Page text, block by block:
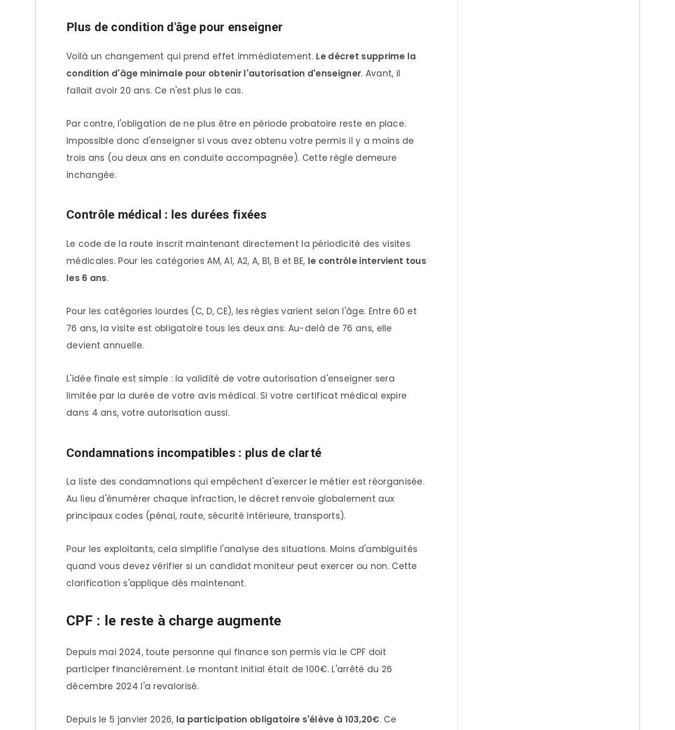
Plus de condition d'âge pour enseigner
Voilà un changement qui prend effet immédiatement. Le décret supprime la
condition d'âge minimale pour obtenir l'autorisation d'enseigner. Avant, il
fallait avoir 20 ans. Ce n'est plus le cas.
Par contre, l'obligation de ne plus être en période probatoire reste en place.
Impossible donc d'enseigner si vous avez obtenu votre permis il y a moins de
trois ans (ou deux ans en conduite accompagnée). Cette règle demeure
inchangée.
Contrôle médical : les durées fixées
Le code de la route inscrit maintenant directement la périodicité des visites
médicales. Pour les catégories AM, A1, A2, A, B1, B et BE, le contrôle intervient tous
les 6 ans.
Pour les catégories lourdes (C, D, CE), les règles varient selon l'âge. Entre 60 et
76 ans, la visite est obligatoire tous les deux ans. Au-delà de 76 ans, elle
devient annuelle.
L'idée finale est simple : la validité de votre autorisation d'enseigner sera
limitée par la durée de votre avis médical. Si votre certificat médical expire
dans 4 ans, votre autorisation aussi.
Condamnations incompatibles : plus de clarté
La liste des condamnations qui empêchent d'exercer le métier est réorganisée.
Au lieu d'énumérer chaque infraction, le décret renvoie globalement aux
principaux codes (pénal, route, sécurité intérieure, transports).
Pour les exploitants, cela simplifie l'analyse des situations. Moins d'ambiguïtés
quand vous devez vérifier si un candidat moniteur peut exercer ou non. Cette
clarification s'applique dès maintenant.
CPF : le reste à charge augmente
Depuis mai 2024, toute personne qui finance son permis via le CPF doit
participer financièrement. Le montant initial était de 100€. L'arrêté du 26
décembre 2024 l'a revalorisé.
Depuis le 5 janvier 2026, la participation obligatoire s'élève à 103,20€. Ce